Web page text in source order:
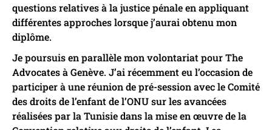
questions relatives à la justice pénale en appliquant
différentes approches lorsque j’aurai obtenu mon
diplôme.
Je poursuis en parallèle mon volontariat pour The
Advocates à Genève. J’ai récemment eu l’occasion de
participer à une réunion de pré-session avec le Comité
des droits de l’enfant de l’ONU sur les avancées
réalisées par la Tunisie dans la mise en œuvre de la